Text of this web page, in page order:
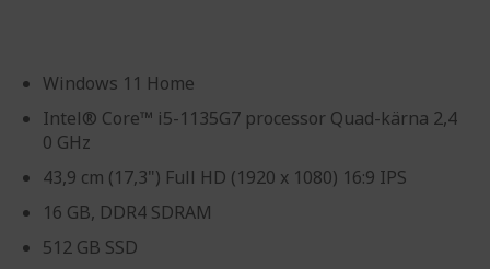
Windows 11 Home
Intel® Core™ i5-1135G7 processor Quad-kärna 2,4
0 GHz
43,9 cm (17,3") Full HD (1920 x 1080) 16:9 IPS
16 GB, DDR4 SDRAM
512 GB SSD